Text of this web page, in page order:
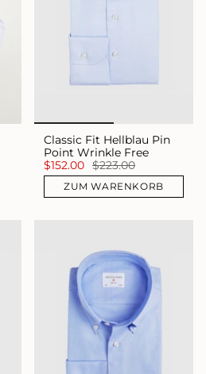
Classic Fit Hellblau Pin
Point Wrinkle Free
$152.00 $223.00
ZUM WARENKORB